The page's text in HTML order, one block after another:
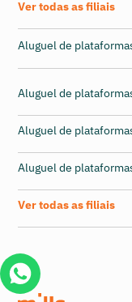
Ver todas as filiais
Aluguel de
Aluguel de
Aluguel de
Aluguel de
Ver todas as filiais